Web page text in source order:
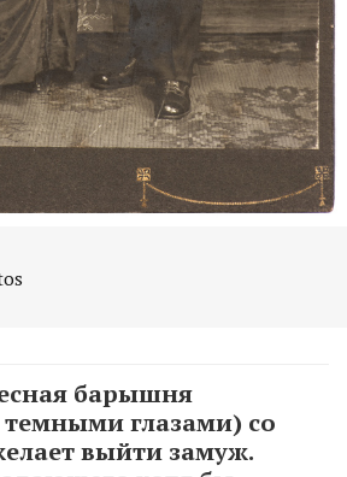
барышня
глазами) со
выйти замуж.